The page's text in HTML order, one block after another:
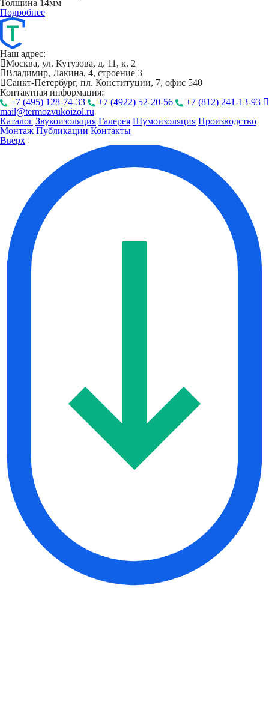
Толщина 14мм
Подробнее
Наш адрес:
Москва, ул. Кутузова, д. 11, к. 2
Владимир, Лакина, 4, строение 3
Санкт-Петербург, пл. Конституции, 7, офис 540
Контактная информация:
+7 (495) 128-74-33
+7 (4922) 52-20-56
+7 (812) 241-13-93
mail@termozvukoizol.ru
Каталог Звукоизоляция Галерея Шумоизоляция Производство
Монтаж Публикации Контакты
Вверх